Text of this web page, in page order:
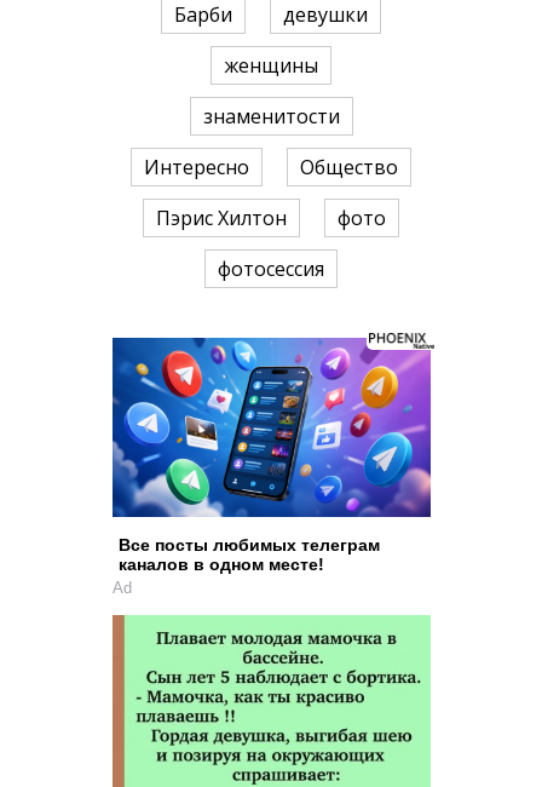
Барби
девушки
женщины
знаменитости
Интересно
Общество
Пэрис Хилтон
фото
фотосессия
Все посты любимых телеграм
каналов в одном месте!
Ad